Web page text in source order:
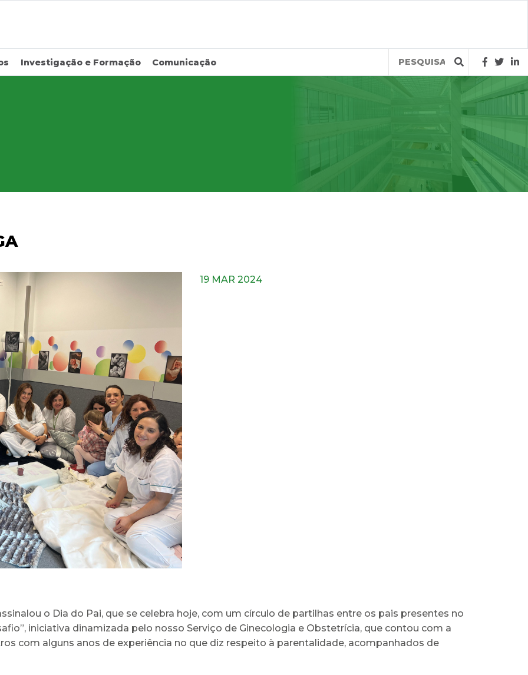
Investigação e Formação Comunicação
Query
19 MAR 2024
o Dia do Pai, que se celebra hoje, com um círculo de partilhas entre os pais presentes no
iniciativa dinamizada pelo nosso Serviço de Ginecologia e Obstetrícia, que contou com a
com alguns anos de experiência no que diz respeito à parentalidade, acompanhados de